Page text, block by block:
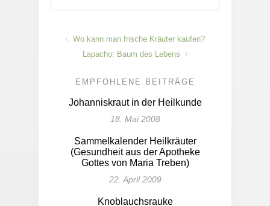
Wo kann man frische Kräuter kaufen?
Lapacho: Baum des Lebens
EMPFOHLENE BEITRÄGE
Johanniskraut in der Heilkunde
18. Mai 2008
Sammelkalender Heilkräuter
(Gesundheit aus der Apotheke
Gottes von Maria Treben)
22. April 2009
Knoblauchsrauke